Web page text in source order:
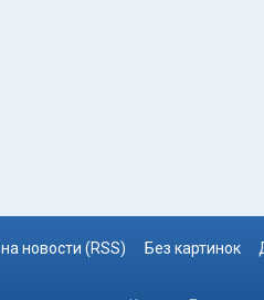
новости (RSS) Без картинок